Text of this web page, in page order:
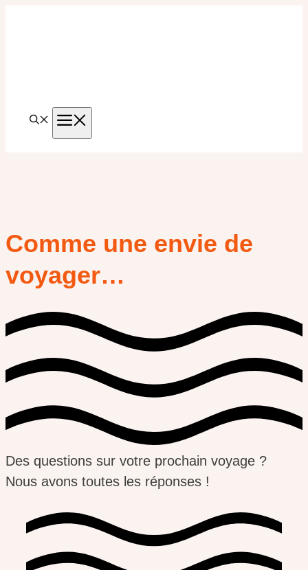
Comme une envie de
voyager…
Des questions sur votre prochain voyage ?
Nous avons toutes les réponses !